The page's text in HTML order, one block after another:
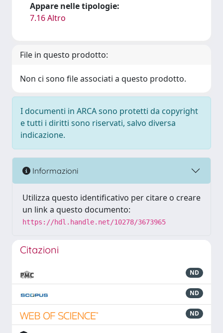
Appare nelle tipologie:
7.16 Altro
File in questo prodotto:
Non ci sono file associati a questo prodotto.
I documenti in ARCA sono protetti da copyright
e tutti i diritti sono riservati, salvo diversa
indicazione.
Informazioni
Utilizza questo identificativo per citare o creare
un link a questo documento:
https://hdl.handle.net/10278/3673965
Citazioni
ND
ND
ND